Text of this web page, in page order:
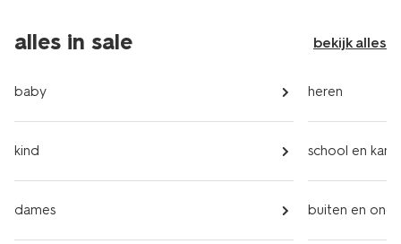
alles in sale bekijk alles
baby
kind
dames
heren
school en
buiten en